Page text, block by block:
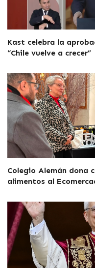
Kast celebra la
“Chile vuelve a crecer”
Colegio Alemán dona
alimentos al